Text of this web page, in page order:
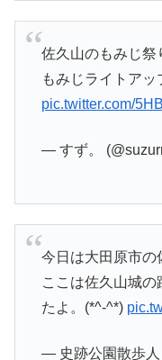
佐久山のもみじ祭
もみじライトアッ
pic.twitter.com/
— すず。
今日は大田原市の
ここは佐久山城
たよ。(*^-^*)
— 史跡公園散歩人